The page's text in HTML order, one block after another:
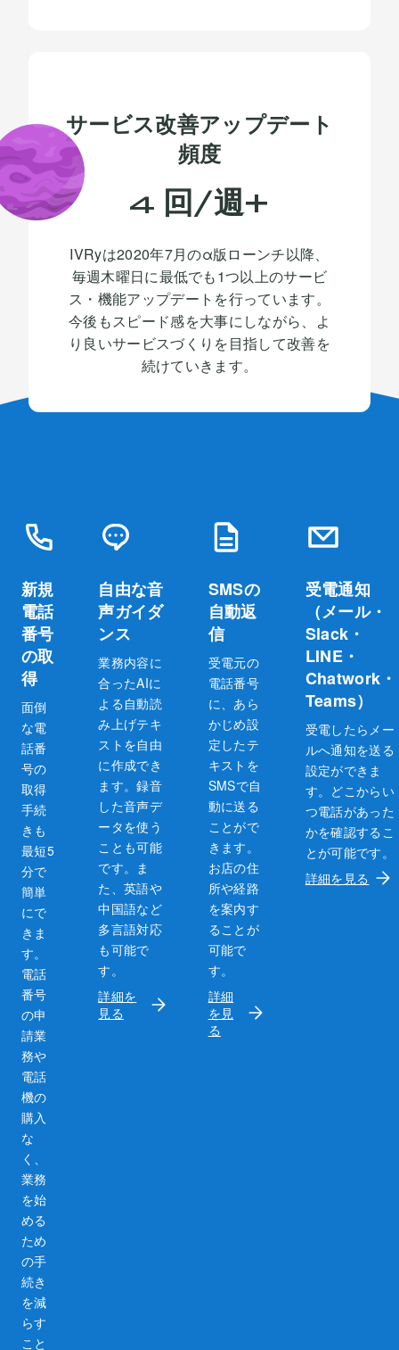
サービス改善アップデート
頻度
4 回/週+
IVRyは2020年7月のα版ローンチ以降、
毎週木曜日に最低でも1つ以上のサービ
ス・機能アップデートを行っています。
今後もスピード感を大事にしながら、よ
り良いサービスづくりを目指して改善を
続けていきます。
新規
電話
番号
の取
得
面倒
な電
話番
号の
取得
手続
きも
最短5
分で
簡単
にで
きま
す。
電話
番号
の申
請業
務や
電話
機の
購入
な
く、
業務
を始
める
ため
の手
続き
を減
らす
こと
自由な音
声ガイダ
ンス
業務内容に
合ったAIに
よる自動読
み上げテキ
ストを自由
に作成でき
ます。録音
した音声デ
ータを使う
ことも可能
です。ま
た、英語や
中国語など
多言語対応
も可能で
す。
詳細を
見る
SMSの
自動返
信
受電元の
電話番号
に、あら
かじめ設
定したテ
キストを
SMSで自
動に送る
ことがで
きます。
お店の住
所や経路
を案内す
ることが
可能で
す。
詳細
を見
る
受電通知
（メール・
Slack・
LINE・
Chatwork・
Teams）
受電したらメー
ルへ通知を送る
設定ができま
す。どこからい
つ電話があった
かを確認するこ
とが可能です。
詳細を見る